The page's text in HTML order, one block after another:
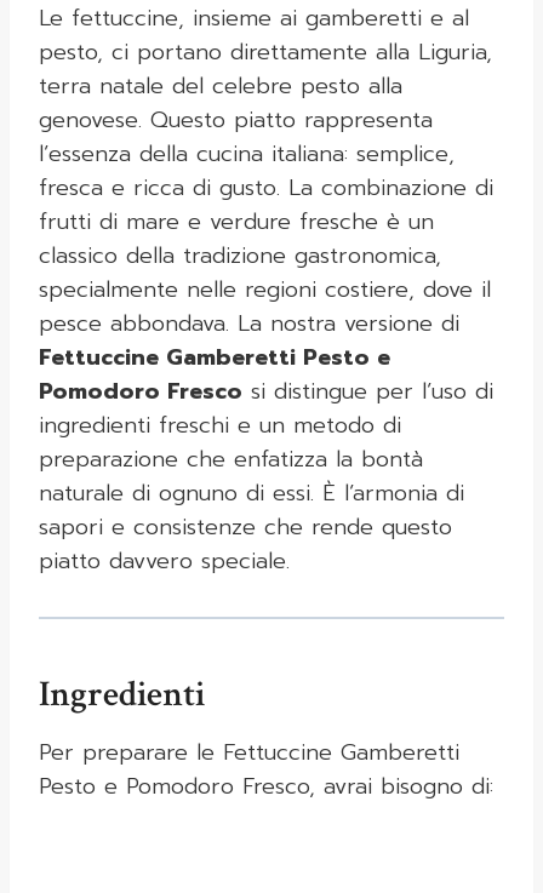
Le fettuccine, insieme ai gamberetti e al
pesto, ci portano direttamente alla Liguria,
terra natale del celebre pesto alla
genovese. Questo piatto rappresenta
l’essenza della cucina italiana: semplice,
fresca e ricca di gusto. La combinazione di
frutti di mare e verdure fresche è un
classico della tradizione gastronomica,
specialmente nelle regioni costiere, dove il
pesce abbondava. La nostra versione di
Fettuccine Gamberetti Pesto e
Pomodoro Fresco si distingue per l’uso di
ingredienti freschi e un metodo di
preparazione che enfatizza la bontà
naturale di ognuno di essi. È l’armonia di
sapori e consistenze che rende questo
piatto davvero speciale.
Ingredienti
Per preparare le Fettuccine Gamberetti
Pesto e Pomodoro Fresco, avrai bisogno di: